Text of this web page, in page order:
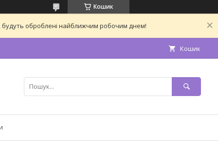
Кошик
будуть оброблені найближчим робочим днем!
Кошик